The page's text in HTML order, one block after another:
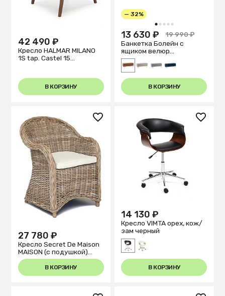
42 490 ₽
Кресло HALMAR MILANO
1S tap. Castel 15
В КОРЗИНУ
1 2 3 4 5
— 32%
13 630 ₽
19 990 ₽
Банкетка Болейн с
ящиком велюр
терракотовый
В КОРЗИНУ
27 780 ₽
Кресло Secret De Maison
MAISON (c подушкой)
натуральный
серый/natural grey
В КОРЗИНУ
14 130 ₽
Кресло VIMTA орех, кож/
зам черный
В КОРЗИНУ